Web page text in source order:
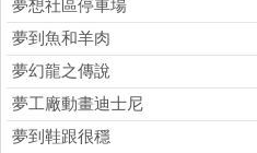
夢想社區停車場
夢到魚和羊肉
夢幻龍之傳說
夢工廠動畫迪士尼
夢到鞋跟很穩